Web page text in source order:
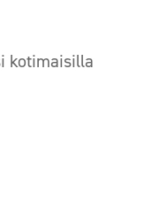
kotimaisilla